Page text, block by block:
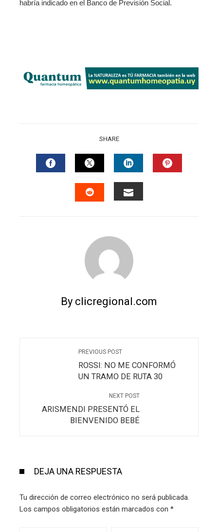
habría indicado en el Banco de Previsión Social.
SHARE
FACEBOOKTWITTERLINKEDIN
By clicregional.com
PREVIOUS POST
ROSSI: NO ME CONFORMÓ
UN TRAMO DE RUTA 30
NEXT POST
ARISMENDI PRESENTÓ EL
BIENVENIDO BEBÉ
DEJA UNA RESPUESTA
Tu dirección de correo electrónico no será publicada.
Los campos obligatorios están marcados con *